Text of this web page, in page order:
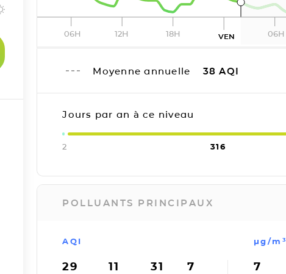
06H 12H 18H VEN 06H
Moyenne annuelle 38 AQI
Jours par an à ce niveau
2 316
POLLUANTS PRINCIPAUX
AQI
29 11 31 7
µg/m³
7